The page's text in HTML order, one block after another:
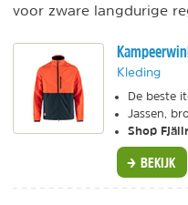
voor zware langdurige
Kleding
De beste
Jassen,
Shop
BEKIJK